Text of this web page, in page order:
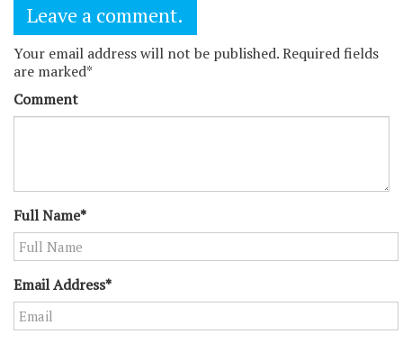
Leave a comment.
Your email address will not be published. Required fields
are marked*
Comment
Full Name*
Email Address*